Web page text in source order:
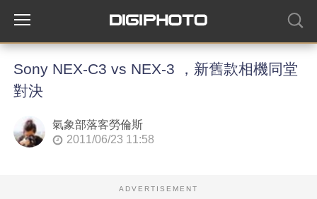
Sony NEX-C3 vs NEX-3 ，新舊款相機同堂
對決
氣象部落客勞倫斯
2011/06/23 11:58
ADVERTISEMENT